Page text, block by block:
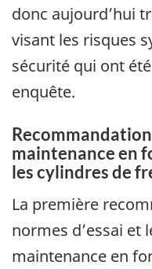
donc aujourd’hui
visant les risques
sécurité qui ont
enquête.
maintenance en
les cylindres de
La première
normes d’essai et
maintenance en